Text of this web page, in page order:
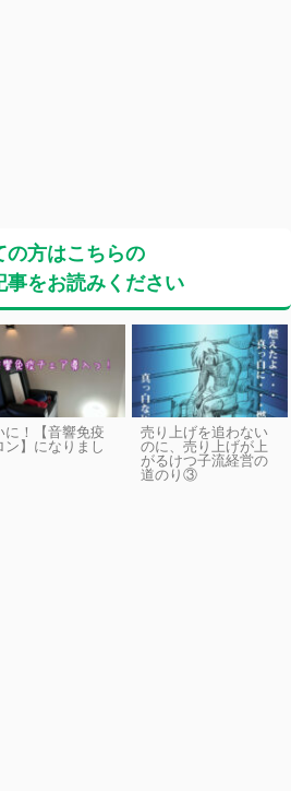
の方はこちらの
事をお読みください
に！【音響免疫
ン】になりまし
売り上げを追わない
のに、売り上げが上
がるけつ子流経営の
道のり③